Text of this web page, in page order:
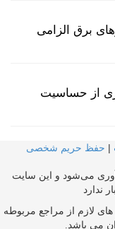
برق الزامی
از حساسیت
| حفظ حریم شخصی
می‌شود و این سایت
ندارد
لازم از مراجع مربوطه
می باشد.